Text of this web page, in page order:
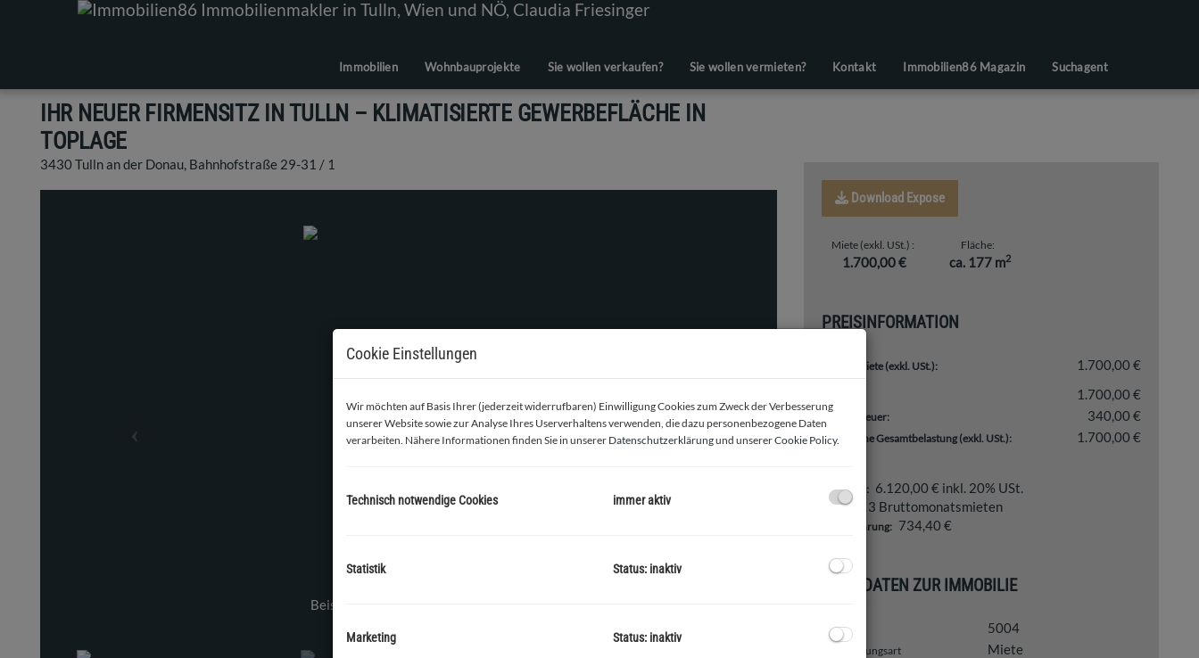
Immobilien Wohnbauprojekte Sie wollen verkaufen? Sie wollen vermieten? Kontakt Immobilien86 Magazin Suchagent
IHR NEUER FIRMENSITZ IN TULLN – KLIMATISIERTE GEWERBEFLÄCHE IN
TOPLAGE
3430 Tulln an der Donau , Bahnhofstraße 29-31 / 1
Download Expose
Miete (exkl. USt.)
1.700,00 €
Fläche
ca. 177 m2
PREISINFORMATION
Gesamtmiete (exkl. USt.): 1.700,00 €
1.700,00 €
Umsatzsteuer: 340,00 €
monatliche Gesamtbelastung (exkl. USt.): 1.700,00 €
Provision: 6.120,00 € inkl. 20% USt.
Kaution: 3 Bruttomonatsmieten
Vergebührung: 734,40 €
BASISDATEN ZUR IMMOBILIE
Objektnr. 5004
Vermarktungsart Miete
Cookie Einstellungen
Wir möchten auf Basis Ihrer (jederzeit widerrufbaren) Einwilligung Cookies zum Zweck der Verbesserung
unserer Website sowie zur Analyse Ihres Userverhaltens verwenden, die dazu personenbezogene Daten
verarbeiten. Nähere Informationen finden Sie in unserer Datenschutzerklärungund unsererCookie Policy.
Technisch notwendige Cookies immer aktiv
Statistik Status: inaktiv
Marketing Status: inaktiv